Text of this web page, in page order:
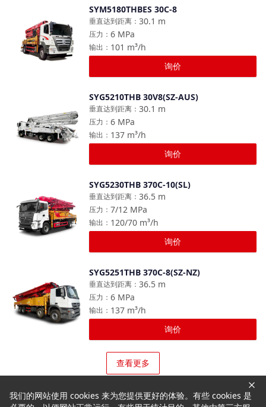
SYM5180THBES 30C-8
30.1 m
垂直达到距离 ：
6 MPa
压力 ：
101 m³/h
输出 ：
询价
SYG5210THB 30V8(SZ-AUS)
30.1 m
垂直达到距离 ：
6 MPa
压力 ：
137 m³/h
输出 ：
询价
SYG5230THB 370C-10(SL)
36.5 m
垂直达到距离 ：
7/12 MPa
压力 ：
120/70 m³/h
输出 ：
询价
SYG5251THB 370C-8(SZ-NZ)
36.5 m
垂直达到距离 ：
6 MPa
压力 ：
137 m³/h
输出 ：
询价
查看更多
我们的网站使用 cookies 来为您提供更好的体验。有些 cookies 是